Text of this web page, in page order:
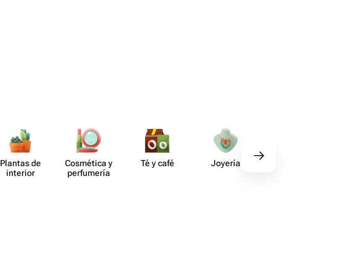
Plantas de
interior
Cosmética y
perf​umería
Té y café Joyería